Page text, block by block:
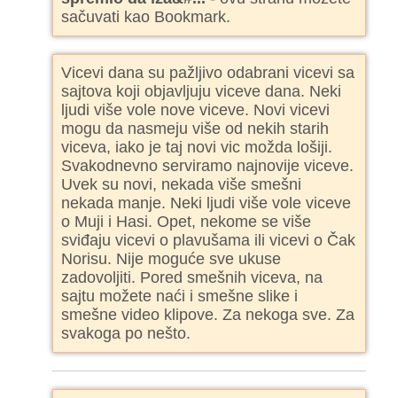
sačuvati kao Bookmark.
Vicevi dana su pažljivo odabrani vicevi sa
sajtova koji objavljuju viceve dana. Neki
ljudi više vole nove viceve. Novi vicevi
mogu da nasmeju više od nekih starih
viceva, iako je taj novi vic možda lošiji.
Svakodnevno serviramo najnovije viceve.
Uvek su novi, nekada više smešni
nekada manje. Neki ljudi više vole viceve
o Muji i Hasi. Opet, nekome se više
sviđaju vicevi o plavušama ili vicevi o Čak
Norisu. Nije moguće sve ukuse
zadovoljiti. Pored smešnih viceva, na
sajtu možete naći i smešne slike i
smešne video klipove. Za nekoga sve. Za
svakoga po nešto.